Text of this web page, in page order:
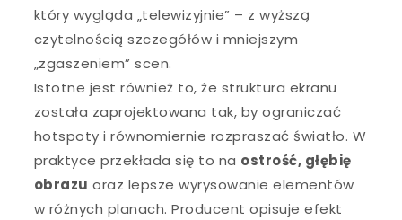
który wygląda „telewizyjnie” – z wyższą
czytelnością szczegółów i mniejszym
„zgaszeniem” scen.
Istotne jest również to, że struktura ekranu
została zaprojektowana tak, by ograniczać
hotspoty i równomiernie rozpraszać światło. W
praktyce przekłada się to na ostrość, głębię
obrazu oraz lepsze wyrysowanie elementów
w różnych planach. Producent opisuje efekt